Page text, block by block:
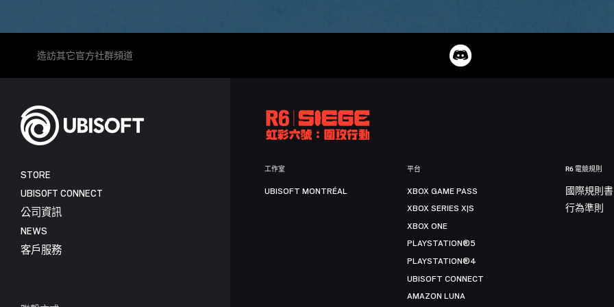
造訪其它官方社群頻道
STORE
UBISOFT CONNECT
公司資訊
NEWS
客戶服務
工作室
UBISOFT MONTRÉAL
平台
XBOX GAME PASS
XBOX SERIES X|S
XBOX ONE
PLAYSTATION®5
PLAYSTATION®4
UBISOFT CONNECT
AMAZON LUNA
R6 電競規則
國際規則書
行為準則